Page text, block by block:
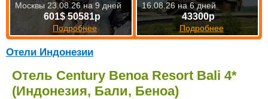
Отели Индонезии
Отель Century Benoa Resort Bali 4*
(Индонезия, Бали, Беноа)
601$ 50581р
Подробнее
Москвы 23.08.26 на 9 дней
43300р
Подробнее
16.08.26 на 6 дней